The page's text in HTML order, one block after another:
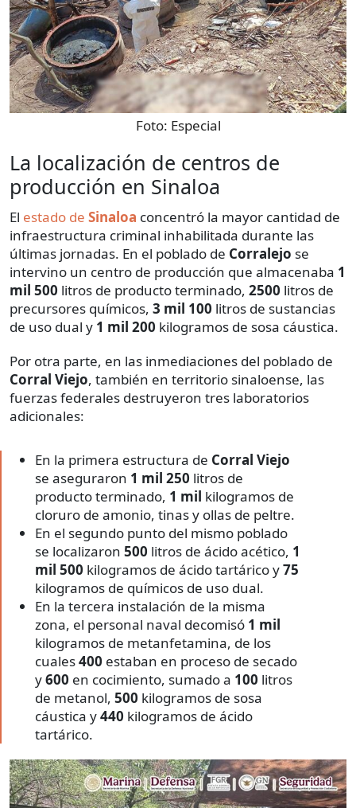
Foto: Especial
La localización de centros de
producción en Sinaloa
El estado de Sinaloa concentró la mayor cantidad de
infraestructura criminal inhabilitada durante las
últimas jornadas. En el poblado de Corralejo se
intervino un centro de producción que almacenaba 1
mil 500 litros de producto terminado, 2500 litros de
precursores químicos, 3 mil 100 litros de sustancias
de uso dual y 1 mil 200 kilogramos de sosa cáustica.
Por otra parte, en las inmediaciones del poblado de
Corral Viejo, también en territorio sinaloense, las
fuerzas federales destruyeron tres laboratorios
adicionales:
En la primera estructura de Corral Viejo
se aseguraron 1 mil 250 litros de
producto terminado, 1 mil kilogramos de
cloruro de amonio, tinas y ollas de peltre.
En el segundo punto del mismo poblado
se localizaron 500 litros de ácido acético, 1
mil 500 kilogramos de ácido tartárico y75
kilogramos de químicos de uso dual.
En la tercera instalación de la misma
zona, el personal naval decomisó 1 mil
kilogramos de metanfetamina, de los
cuales400 estaban en proceso de secado
y600 en cocimiento, sumado a 100 litros
de metanol, 500 kilogramos de sosa
cáustica y440 kilogramos de ácido
tartárico.